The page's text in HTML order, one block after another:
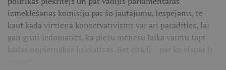
izmeklēšanas komisiju par šo jautājumu. Iespējams, te
kaut kādā virzienā konservatīvisms var arī parādīties, lai
gan grūti iedomāties, ka piecu mēnešu laikā varētu tapt
kādas nopietnākas iniciatīvas. Bet citādi – par ko vispār ir